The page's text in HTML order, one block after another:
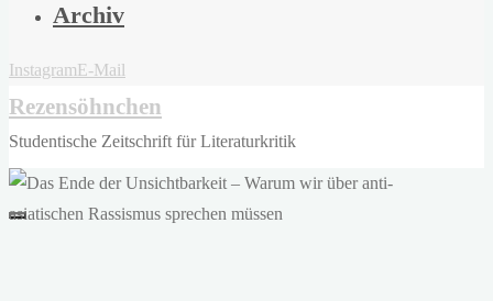
Archiv
InstagramE-Mail
Rezensöhnchen
Studentische Zeitschrift für Literaturkritik